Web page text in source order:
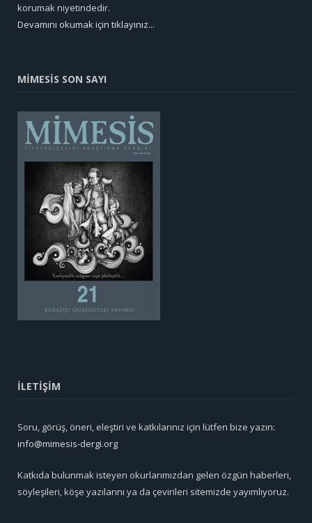
korumak niyetindedir.
Devamını okumak için tıklayınız...
MİMESİS SON SAYI
İLETİŞİM
Soru, görüş, öneri, eleştiri ve katkılarınız için lütfen bize yazın:
info@mimesis-dergi.org
Katkıda bulunmak isteyen okurlarımızdan gelen özgün haberleri,
söyleşileri, köşe yazılarını ya da çevirileri sitemizde yayımlıyoruz.